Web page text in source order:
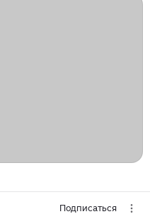
Подписаться